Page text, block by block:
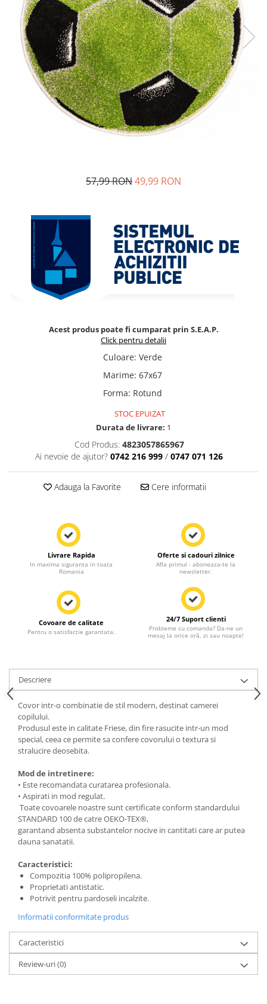
57,99 RON49,99 RON
Acest produs poate fi cumparat prin S.E.A.P.
Click pentru detalii
Culoare: Verde
Marime: 67x67
Forma: Rotund
STOC EPUIZAT
Durata de livrare: 1
Cod Produs: 4823057865967
Ai nevoie de ajutor? 0742 216 999 / 0747 071 126
Adauga la Favorite Cere informatii
Livrare Rapida
In maxima siguranta in toata
Romania
Oferte si cadouri zilnice
Afla primul - aboneaza-te la
newsletter.
Covoare de calitate
Pentru o satisfactie garantata.
24/7 Suport clienti
Probleme cu comanda? Da-ne un
mesaj la orice oră, zi sau noapte!
Descriere
Covor intr-o combinatie de stil modern, destinat camerei
copilului.
Produsul este in calitate Friese, din fire rasucite intr-un mod
special, ceea ce permite sa confere covorului o textura si
stralucire deosebita.
Mod de intretinere:
• Este recomandata curatarea profesionala.
• Aspirati in mod regulat.
Toate covoarele noastre sunt certificate conform standardului
STANDARD 100 de catre OEKO-TEX®,
garantand absenta substantelor nocive in cantitati care ar putea
dauna sanatatii.
Caracteristici:
Compozitia 100% polipropilena.
Proprietati antistatic.
Potrivit pentru pardoseli incalzite.
Informatii conformitate produs
Caracteristici
Review-uri(0)